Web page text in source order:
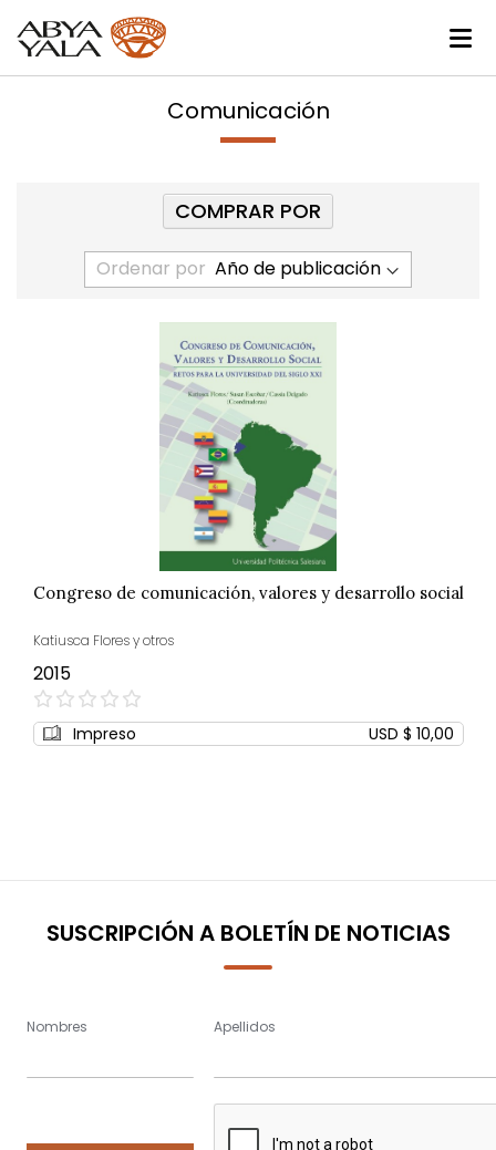
Comunicación
Ordenar por
Congreso de comunicación, valores y desarrollo social
Katiusca Flores y otros
2015
0%
Impreso USD $ 10,00
COMPRAR POR
SUSCRIPCIÓN A BOLETÍN DE NOTICIAS
Nombres Apellidos